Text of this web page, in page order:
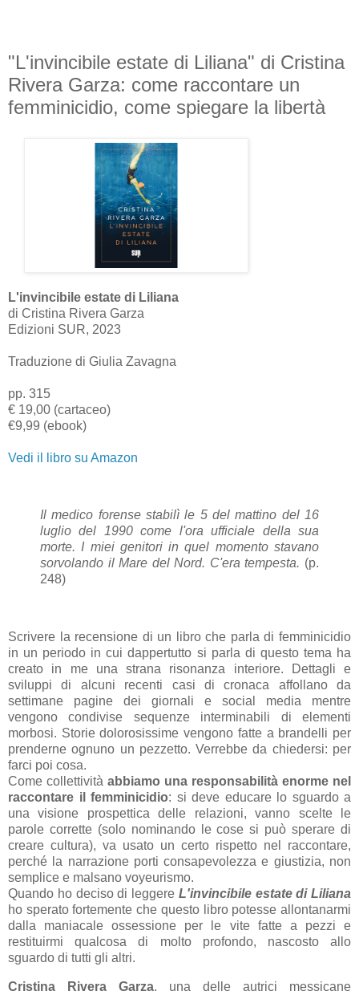
"L'invincibile estate di Liliana" di Cristina
Rivera Garza: come raccontare un
femminicidio, come spiegare la libertà
L'invincibile estate di Liliana
di Cristina Rivera Garza
Edizioni SUR, 2023
Traduzione di Giulia Zavagna
pp. 315
€ 19,00 (cartaceo)
€9,99 (ebook)
Vedi il libro su Amazon
Il medico forense stabilì le 5 del mattino del 16
luglio del 1990 come l'ora ufficiale della sua
morte. I miei genitori in quel momento stavano
sorvolando il Mare del Nord. C'era tempesta. (p.
248)
Scrivere la recensione di un libro che parla di femminicidio
in un periodo in cui dappertutto si parla di questo tema ha
creato in me una strana risonanza interiore. Dettagli e
sviluppi di alcuni recenti casi di cronaca affollano da
settimane pagine dei giornali e social media mentre
vengono condivise sequenze interminabili di elementi
morbosi. Storie dolorosissime vengono fatte a brandelli per
prenderne ognuno un pezzetto. Verrebbe da chiedersi: per
farci poi cosa.
Come collettività abbiamo una responsabilità enorme nel
raccontare il femminicidio: si deve educare lo sguardo a
una visione prospettica delle relazioni, vanno scelte le
parole corrette (solo nominando le cose si può sperare di
creare cultura), va usato un certo rispetto nel raccontare,
perché la narrazione porti consapevolezza e giustizia, non
semplice e malsano voyeurismo.
Quando ho deciso di leggere L'invincibile estate di Liliana
ho sperato fortemente che questo libro potesse allontanarmi
dalla maniacale ossessione per le vite fatte a pezzi e
restituirmi qualcosa di molto profondo, nascosto allo
sguardo di tutti gli altri.
Cristina Rivera Garza, una delle autrici messicane